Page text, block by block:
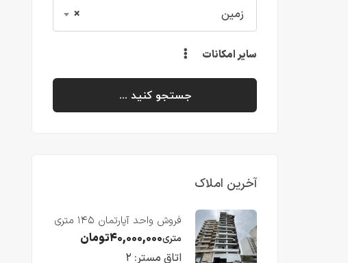
× زمین
سایر امکانات
جستجو کنید ...
آخرین املاک
فروش واحد آپارتمان ۱۴۵ متری
با ویو رو به دریا در فریدونکنار
متری۴۰,۰۰۰,۰۰۰تومان
اتاق مستر: ۲